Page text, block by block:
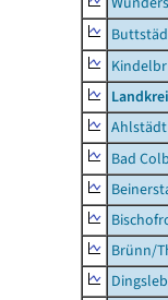
Ahlstädt
Bad
Brünn/